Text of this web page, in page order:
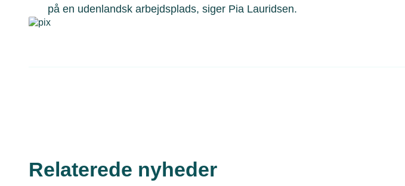
på en udenlandsk arbejdsplads, siger Pia Lauridsen.
Relaterede nyheder